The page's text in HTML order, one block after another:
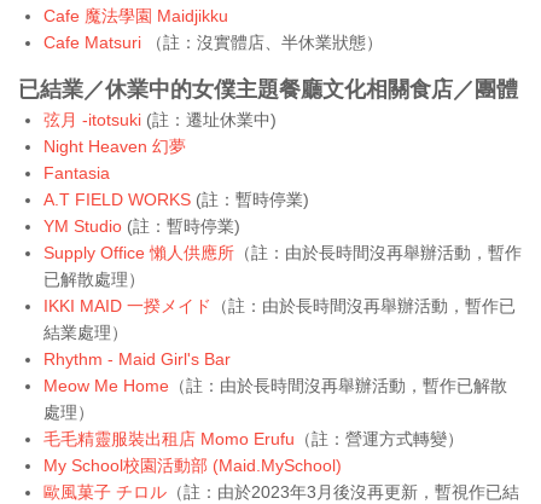
Cafe 魔法學園 Maidjikku
Cafe Matsuri
（註：沒實體店、半休業狀態）
已結業／休業中的女僕主題餐廳文化相關食店／團體
弦月 -itotsuki (註：遷址休業中)
Night Heaven 幻夢
Fantasia
A.T FIELD WORKS (註：暫時停業)
YM Studio (註：暫時停業)
Supply Office 懶人供應所 （註：由於長時間沒再舉辦活動，暫作
已解散處理）
IKKI MAID 一揆メイド
（註：由於長時間沒再舉辦活動，暫作已
結業處理）
Rhythm - Maid Girl's Bar
Meow Me Home （註：由於長時間沒再舉辦活動，暫作已解散
處理）
毛毛精靈服裝出租店 Momo Erufu （註：營運方式轉變）
My School校園活動部 (Maid.MySchool)
歐風菓子 チロル （註：由於2023年3月後沒再更新，暫視作已結